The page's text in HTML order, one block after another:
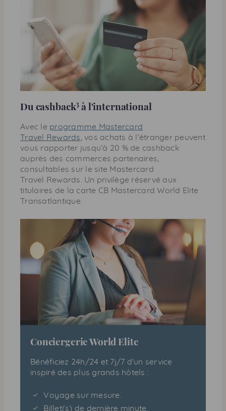
Du cashback3 à l'international
Avec le programme Mastercard
Travel Rewards , vos achats à l’étranger peuvent
vous rapporter jusqu’à 20 % de cashback
auprès des commerces partenaires,
consultables sur le site Mastercard
Travel Rewards . Un privilège réservé aux
titulaires de la carte CB Mastercard World Elite
Transatlantique.
Conciergerie World Elite
Bénéficiez 24h/24 et 7j/7 d'un service
inspiré des plus grands hôtels :
Voyage sur mesure.
Billet(s) de dernière minute.